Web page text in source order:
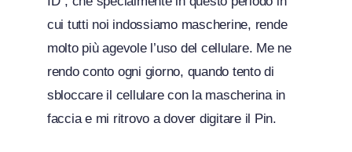
cui tutti noi indossiamo mascherine, rende
molto più agevole l’uso del cellulare. Me ne
rendo conto ogni giorno, quando tento di
sbloccare il cellulare con la mascherina in
faccia e mi ritrovo a dover digitare il Pin.